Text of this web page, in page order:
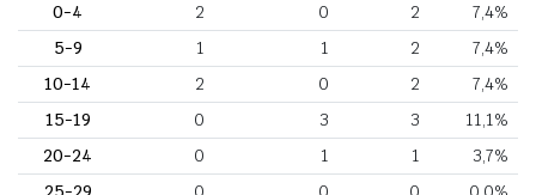
0-4
2 0 2
7,4%
5-9
1 1 2
7,4%
10-14
2 0 2
7,4%
15-19
0 3 3
11,1%
20-24
0 1 1
3,7%